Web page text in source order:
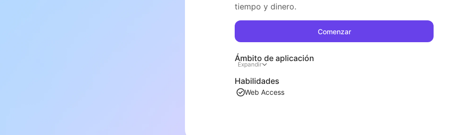
tiempo y dinero.
Comenzar
Ámbito de aplicación
Expandir
Habilidades
Web Access